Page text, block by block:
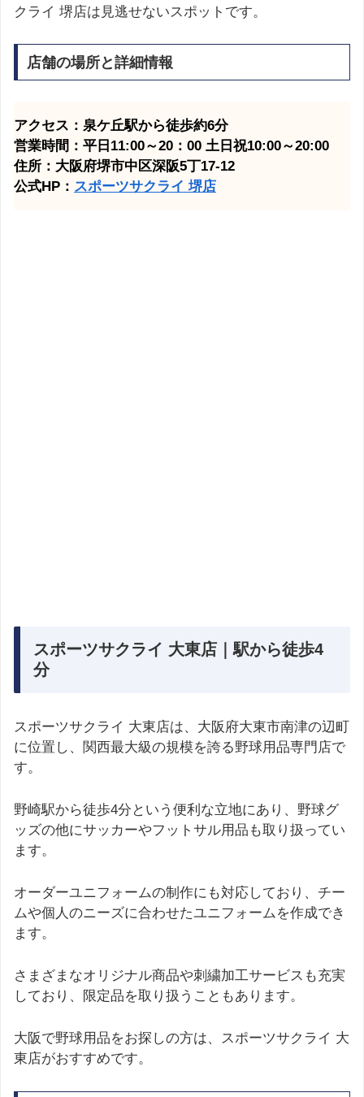
クライ 堺店は見逃せないスポットです。
店舗の場所と詳細情報
アクセス：泉ケ丘駅から徒歩約6分
営業時間：平日11:00～20：00 土日祝10:00～20:00
住所：大阪府堺市中区深阪5丁17-12
公式HP： スポーツサクライ 堺店
スポーツサクライ 大東店｜駅から徒歩4
分
スポーツサクライ 大東店は、大阪府大東市南津の辺町
に位置し、関西最大級の規模を誇る野球用品専門店で
す。
野崎駅から徒歩4分という便利な立地にあり、野球グ
ッズの他にサッカーやフットサル用品も取り扱ってい
ます。
オーダーユニフォームの制作にも対応しており、チー
ムや個人のニーズに合わせたユニフォームを作成でき
ます。
さまざまなオリジナル商品や刺繍加工サービスも充実
しており、限定品を取り扱うこともあります。
大阪で野球用品をお探しの方は、スポーツサクライ 大
東店がおすすめです。